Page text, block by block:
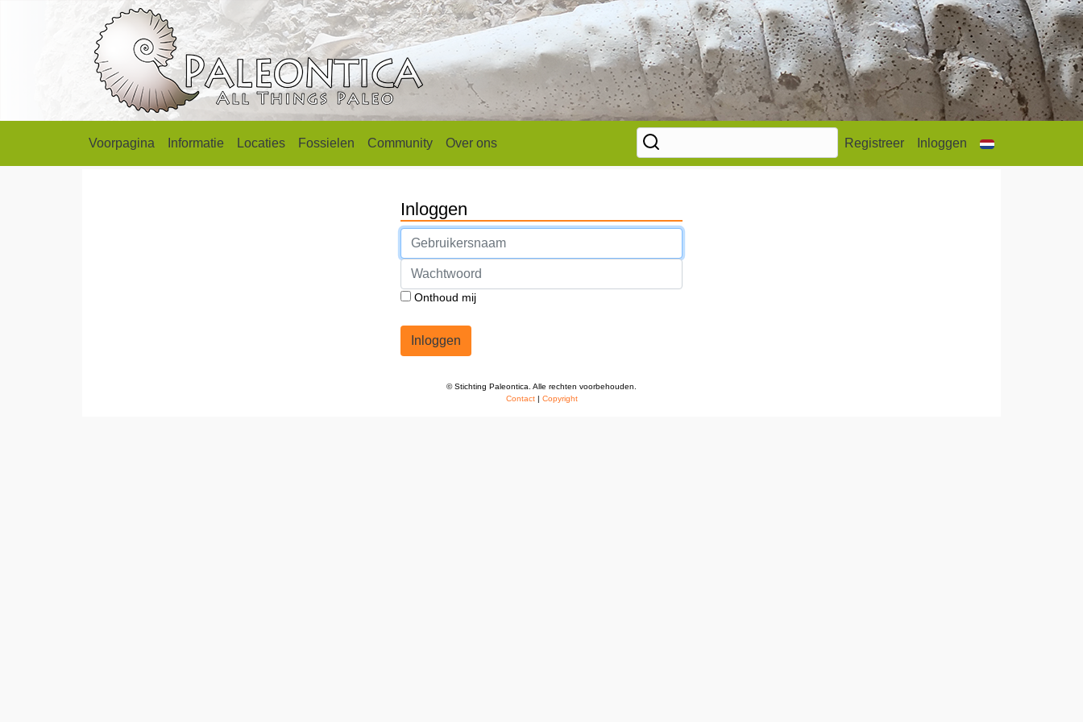
Voorpagina Informatie Locaties Fossielen Community Over ons Registreer Inloggen
Inloggen
Onthoud mij
Inloggen
© Stichting Paleontica. Alle rechten voorbehouden.
Contact| Copyright